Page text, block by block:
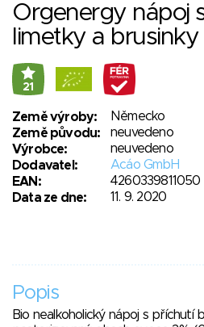
Orgenergy nápoj
limetky a brusinky
21
Země výroby:
Německo
Země původu:
neuvedeno
Výrobce:
neuvedeno
Dodavatel:
Acáo GmbH
EAN:
4260339811050
Data ze dne:
11. 9. 2020
Popis
Bio nealkoholický nápoj s příchutí